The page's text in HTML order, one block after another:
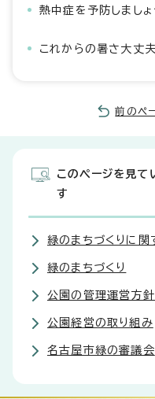
熱中症を予防しましょ
これからの暑さ大丈
前のペ
このページを見て
す
緑のまちづくりに関
緑のまちづくり
公園の管理運営方針
公園経営の取り組み
名古屋市緑の審議会